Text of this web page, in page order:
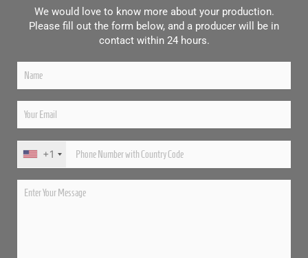
We would love to know more about your production.
Please fill out the form below, and a producer will be in
contact within 24 hours.
+1